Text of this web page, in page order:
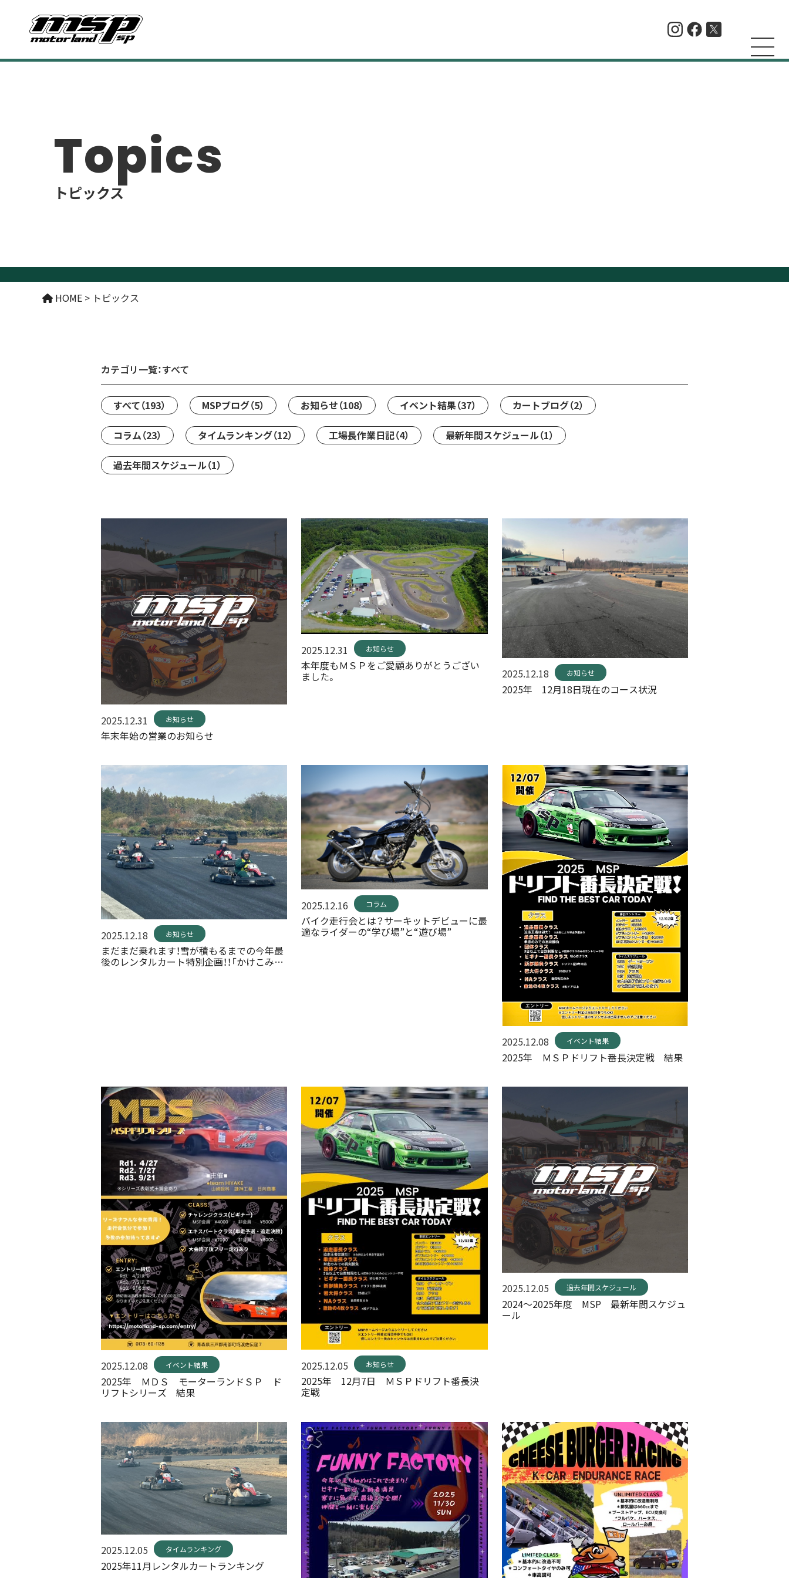
Topics
トピックス
HOME > トピックス
カテゴリ一覧：すべて
すべて（193） MSPブログ（5） お知らせ（108） イベント結果（37） カートブログ（2）
コラム（23） タイムランキング（12） 工場長作業日記（4） 最新年間スケジュール（1）
過去年間スケジュール（1）
2025.12.31 お知らせ
年末年始の営業のお知らせ
2025.12.31 お知らせ
本年度もＭＳＰをご愛顧ありがとうござい
ました。 2025.12.18 お知らせ
2025年 12月18日現在のコース状況
2025.12.18 お知らせ
まだまだ乗れます！雪が積もるまでの今年最
後のレンタルカート特別企画！！「かけこみレ
2025.12.16 コラム
バイク走行会とは？サーキットデビューに最
適なライダーの“学び場”と“遊び場”
2025.12.08 イベント結果
2025年 ＭＳＰドリフト番長決定戦 結果
2025.12.08 イベント結果
2025年 ＭＤＳ モーターランドＳＰ ド
リフトシリーズ 結果
2025.12.05 お知らせ
2025年 12月7日 ＭＳＰドリフト番長決
定戦
2025.12.05 過去年間スケジュール
2024～2025年度 MSP 最新年間スケジュ
ール
2025.12.05 タイムランキング
2025年11月レンタルカートランキング